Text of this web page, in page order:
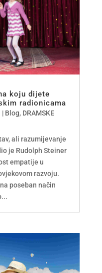
koju dijete
radionicama
| Blog, DRAMSKE
ali razumijevanje
je Rudolph Steiner
empatije u
razvoju.
poseban način